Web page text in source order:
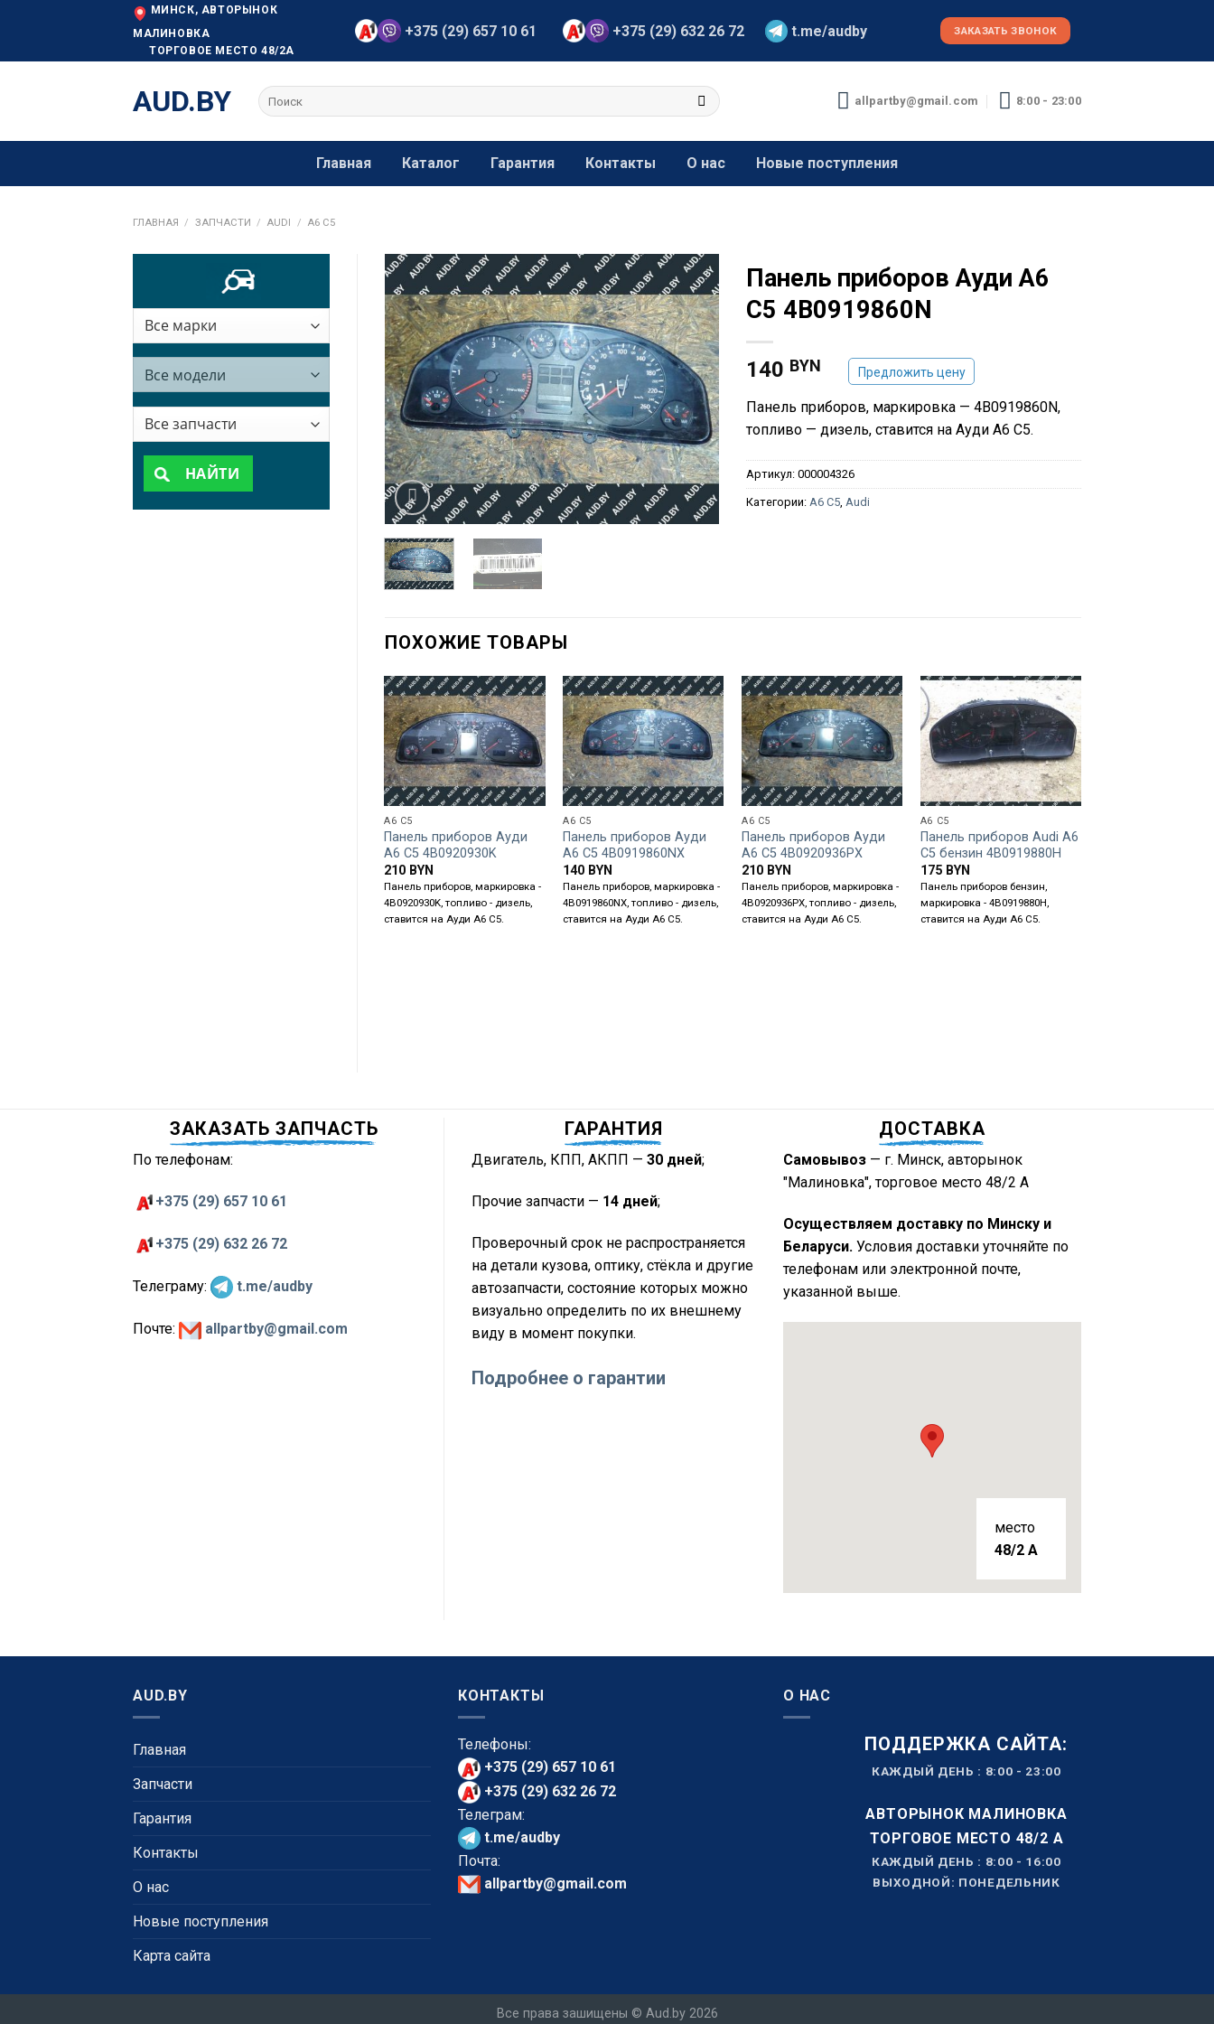
МИНСК, АВТОРЫНОК
МАЛИНОВКА
ТОРГОВОЕ МЕСТО 48/2А
+375 (29) 657 10 61 +375 (29) 632 26 72 t.me/audby ЗАКАЗАТЬ ЗВОНОК
AUD.BY Искать: allpartby@gmail.com 8:00 - 23:00
Главная Каталог Гарантия Контакты О нас Новые поступления
ГЛАВНАЯ / ЗАПЧАСТИ / AUDI / A6 C5
НАЙТИ
Панель приборов Ауди А6
С5 4B0919860N
140 BYN Предложить цену
Панель приборов, маркировка — 4B0919860N,
топливо — дизель, ставится на Ауди А6 С5.
Артикул:000004326
Категории: A6 C5 Audi
ПОХОЖИЕ ТОВАРЫ
A6 C5
Панель приборов Ауди
А6 С5 4B0920930K
210 BYN
Панель приборов, маркировка -
4B0920930K, топливо - дизель,
ставится на Ауди А6 С5.
A6 C5
Панель приборов Ауди
А6 С5 4B0919860NX
140 BYN
Панель приборов, маркировка -
4B0919860NX, топливо - дизель,
ставится на Ауди А6 С5.
A6 C5
Панель приборов Ауди
А6 С5 4B0920936PX
210 BYN
Панель приборов, маркировка -
4B0920936PX, топливо - дизель,
ставится на Ауди А6 С5.
A6 C5
Панель приборов Audi A6
C5 бензин 4B0919880H
175 BYN
Панель приборов бензин,
маркировка - 4B0919880H,
ставится на Ауди А6 С5.
ЗАКАЗАТЬ ЗАПЧАСТЬ
По телефонам:
+375 (29) 657 10 61
+375 (29) 632 26 72
Телеграму: t.me/audby
Почте: allpartby@gmail.com
ГАРАНТИЯ
Двигатель, КПП, АКПП — 30 дней;
Прочие запчасти — 14 дней;
Проверочный срок не распространяется
на детали кузова, оптику, стёкла и другие
автозапчасти, состояние которых можно
визуально определить по их внешнему
виду в момент покупки.
Подробнее о гарантии
ДОСТАВКА
Самовывоз— г. Минск, авторынок
"Малиновка", торговое место 48/2 А
Осуществляем доставку по Минску и
Беларуси.Условия доставки уточняйте по
телефонам или электронной почте,
указанной выше.
место
48/2 A
AUD.BY
Главная
Запчасти
Гарантия
Контакты
О нас
Новые поступления
Карта сайта
КОНТАКТЫ
Телефоны:
+375 (29) 657 10 61
+375 (29) 632 26 72
Телеграм:
t.me/audby
Почта:
allpartby@gmail.com
О НАС
ПОДДЕРЖКА САЙТА:
КАЖДЫЙ ДЕНЬ : 8:00 - 23:00
АВТОРЫНОК МАЛИНОВКА
ТОРГОВОЕ МЕСТО 48/2 А
КАЖДЫЙ ДЕНЬ : 8:00 - 16:00
ВЫХОДНОЙ: ПОНЕДЕЛЬНИК
Все права зашищены © Aud.by 2026